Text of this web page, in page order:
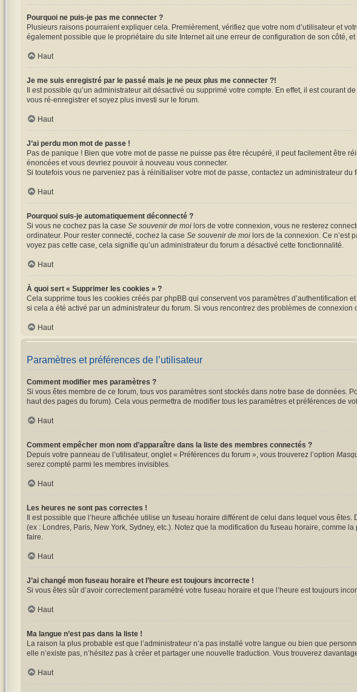
Pourquoi ne puis-je pas me connecter ?
Plusieurs raisons pourraient expliquer cela. Premièrement, vérifiez que votre nom d’utilisateur et
également possible que le propriétaire du site Internet ait une erreur de configuration de son côté, et
Haut
Je me suis enregistré par le passé mais je ne peux plus me connecter ?!
Il est possible qu’un administrateur ait désactivé ou supprimé votre compte. En effet, il est
vous ré-enregistrer et soyez plus investi sur le forum.
Haut
J’ai perdu mon mot de passe !
Pas de panique ! Bien que votre mot de passe ne puisse pas être récupéré, il peut facilement être
énoncées et vous devriez pouvoir à nouveau vous connecter.
Si toutefois vous ne parveniez pas à réinitialiser votre mot de passe, contactez un administrateur du
Haut
Pourquoi suis-je automatiquement déconnecté ?
Si vous ne cochez pas la case Se souvenir de moilors de votre connexion, vous ne resterez
ordinateur. Pour rester connecté, cochez la case Se souvenir de moilors de la connexion. Ce n’est
voyez pas cette case, cela signifie qu’un administrateur du forum a désactivé cette fonctionnalité.
Haut
À quoi sert « Supprimer les cookies » ?
Cela supprime tous les cookies créés par phpBB qui conservent vos paramètres
si cela a été activé par un administrateur du forum. Si vous rencontrez des problèmes de
Haut
Paramètres et préférences de l’utilisateur
Comment modifier mes paramètres ?
Si vous êtes membre de ce forum, tous vos paramètres sont stockés dans notre base de données.
haut des pages du forum). Cela vous permettra de modifier tous les paramètres et préférences de
Haut
Comment empêcher mon nom d’apparaître dans la liste des membres connectés ?
Depuis votre panneau de l’utilisateur, onglet « Préférences du forum », vous trouverez l’option
serez compté parmi les membres invisibles.
Haut
Les heures ne sont pas correctes !
Il est possible que l’heure affichée utilise un fuseau horaire différent de celui dans lequel vous êtes.
(ex : Londres, Paris, New York, Sydney, etc.). Notez que la modification du fuseau horaire, comme
faire.
Haut
J’ai changé mon fuseau horaire et l’heure est toujours incorrecte !
Si vous êtes sûr d’avoir correctement paramétré votre fuseau horaire et que l’heure est toujours
Haut
Ma langue n’est pas dans la liste !
La raison la plus probable est que l’administrateur n’a pas installé votre langue ou bien que
elle n’existe pas, n’hésitez pas à créer et partager une nouvelle traduction. Vous trouverez
Haut